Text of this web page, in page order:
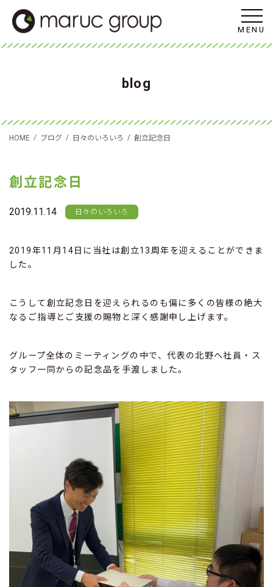
MENU
blog
HOME / ブログ / 日々のいろいろ / 創立記念日
創立記念日
2019.11.14 日々のいろいろ
2019年11月14日に当社は創立13周年を迎えることができま
した。
こうして創立記念日を迎えられるのも偏に多くの皆様の絶大
なるご指導とご支援の賜物と深く感謝申し上げます。
グループ全体のミーティングの中で、代表の北野へ社員・ス
タッフ一同からの記念品を手渡しました。